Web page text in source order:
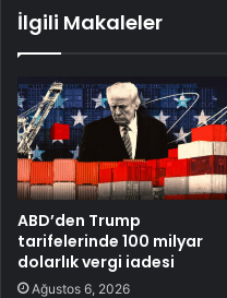
İlgili Makaleler
ABD’den Trump
tarifelerinde 100 milyar
dolarlık vergi iadesi
Ağustos 6, 2026